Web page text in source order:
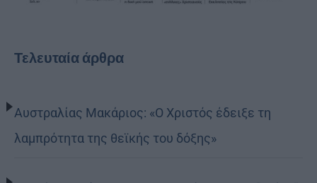
Τελευταία άρθρα
Αυστραλίας Μακάριος: «Ο Χριστός έδειξε τη
λαμπρότητα της θεϊκής του δόξης»